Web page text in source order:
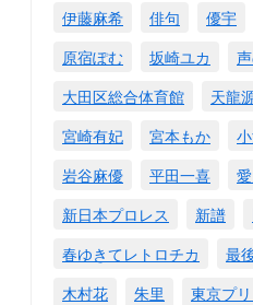
伊藤麻希
俳句 優宇
原宿ぽむ
坂崎ユカ
大田区総合体育館
天龍
宮崎有妃
宮本もか
岩谷麻優
平田一喜
新日本プロレス
新譜
春ゆきてレトロチカ
最
木村花
朱里
東京プ